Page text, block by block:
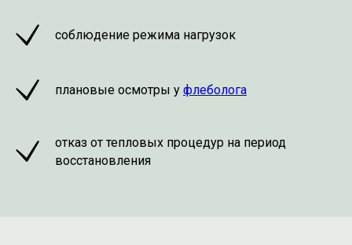
соблюдение режима нагрузок
плановые осмотры у флеболога
отказ от тепловых процедур на период
восстановления